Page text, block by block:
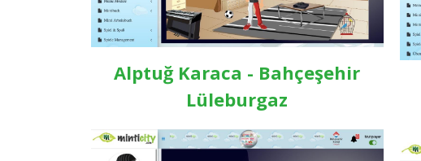
Alptuğ Karaca - Bahçeşehir
Lüleburgaz